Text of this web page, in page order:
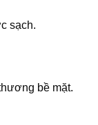
sạch.
bề mặt.